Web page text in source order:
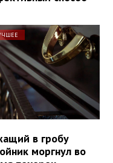
в гробу
моргнул во